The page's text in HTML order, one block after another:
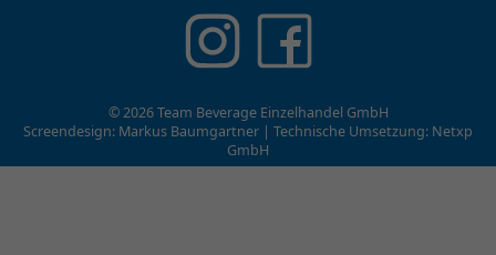
© 2026 Team Beverage Einzelhandel GmbH
Screendesign: Markus Baumgartner | Technische Umsetzung: Netxp
GmbH